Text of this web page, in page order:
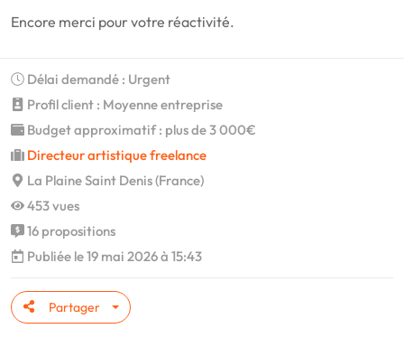
Encore merci pour votre réactivité.
Délai demandé : Urgent
Profil client : Moyenne entreprise
Budget approximatif : plus de 3 000€
Directeur artistique freelance
La Plaine Saint Denis (France)
453 vues
16 propositions
Publiée le 19 mai 2026 à 15:43
Partager